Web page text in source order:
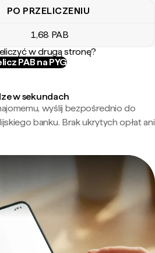
na balboa panamskiego
PO PRZELICZENIU
1,68 PAB
w drugą stronę?
PAB na PYG
w sekundach
wyślij bezpośrednio do
banku. Brak ukrytych opłat ani